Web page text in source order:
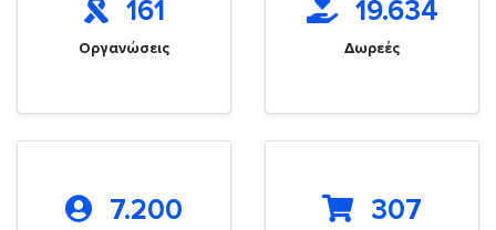
161
Οργανώσεις
19.634
Δωρεές
7.200 307